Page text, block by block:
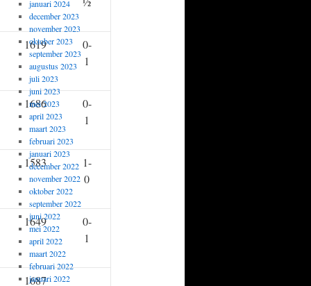
1619
0-
1
1686
0-
1
1583
1-
0
1649
0-
1
1687
januari 2024
december 2023
november 2023
oktober 2023
september 2023
augustus 2023
juli 2023
juni 2023
mei 2023
april 2023
maart 2023
februari 2023
januari 2023
december 2022
november 2022
oktober 2022
september 2022
juni 2022
mei 2022
april 2022
maart 2022
februari 2022
januari 2022